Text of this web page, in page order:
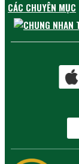
CÁC CHUYÊN MỤC